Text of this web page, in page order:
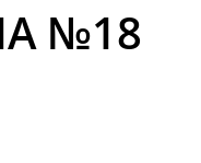
№18